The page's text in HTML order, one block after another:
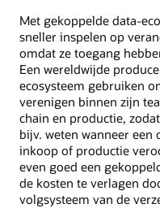
Met gekoppelde data-
sneller inspelen op
omdat ze toegang
Een wereldwijde
ecosysteem gebruiken
verenigen binnen zijn
chain en productie,
bijv. weten wanneer
inkoop of productie
even goed een
de kosten te verlagen
volgsysteem van de